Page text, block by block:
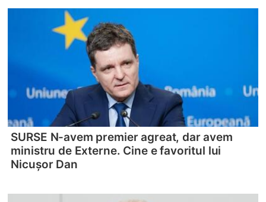
SURSE N-avem premier agreat, dar avem
ministru de Externe. Cine e favoritul lui
Nicușor Dan